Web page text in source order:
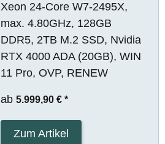
Xeon 24-Core W7-2495X,
max. 4.80GHz, 128GB
DDR5, 2TB M.2 SSD, Nvidia
RTX 4000 ADA (20GB), WIN
11 Pro, OVP, RENEW
ab 5.999,90 € *
Zum Artikel